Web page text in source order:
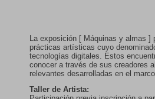
La exposición [ Máquinas y almas ]
prácticas artísticas cuyo
tecnologías digitales. Estos
conocer a través de sus creadores
relevantes desarrolladas en el
Taller de Artista: